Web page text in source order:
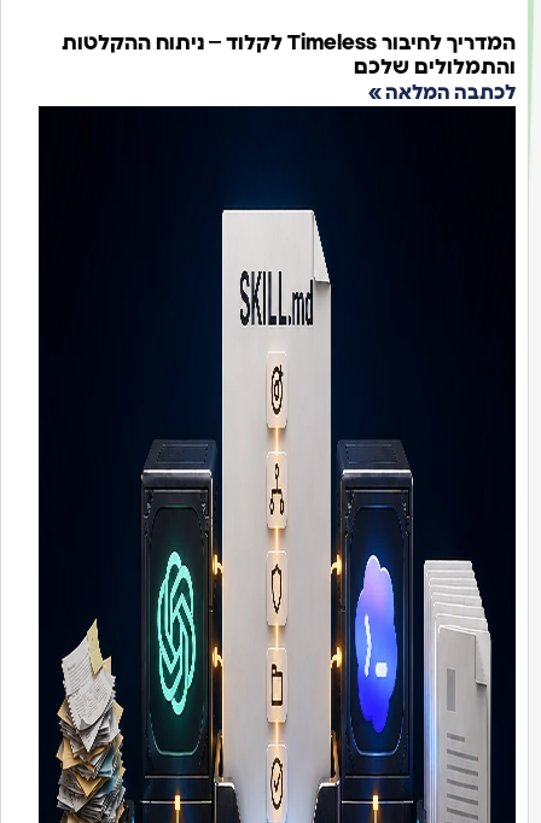
המדריך לחיבור Timeless לקלוד – ניתוח ההקלטות
שלכם
המלאה »